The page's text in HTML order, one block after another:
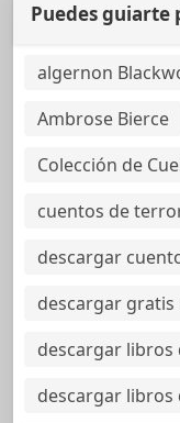
Puedes
algernon
Ambrose Bierce
Colección de
cuentos de
descargar
descargar
descargar
descargar